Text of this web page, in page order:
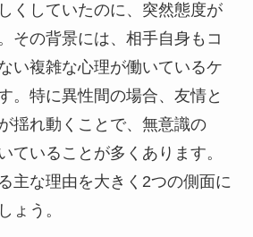
くしていたのに、突然態度が
その背景には、相手自身もコ
い複雑な心理が働いているケ
。特に異性間の場合、友情と
揺れ動くことで、無意識の
ていることが多くあります。
主な理由を大きく2つの側面に
ょう。